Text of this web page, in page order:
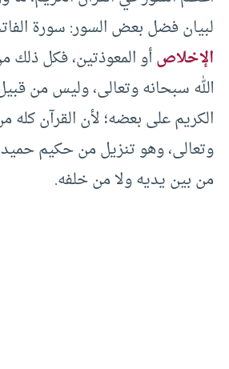
لبيان فضل بعض السور: سورة
الإخلاصأو المعوذتين، فكل ذلك
الله سبحانه وتعالى، وليس من
الكريم على بعضه؛ لأن القرآن كله
وتعالى، وهو تنزيل من حكيم حميد
من بين يديه ولا من خلفه.